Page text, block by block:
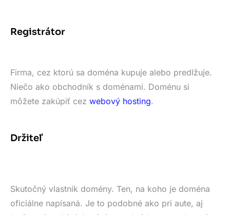
Registrátor
Firma, cez ktorú sa doména kupuje alebo predlžuje.
Niečo ako obchodník s doménami. Doménu si
môžete zakúpiť cez webový hosting.
Držiteľ
Skutočný vlastník domény. Ten, na koho je doména
oficiálne napísaná. Je to podobné ako pri aute, aj